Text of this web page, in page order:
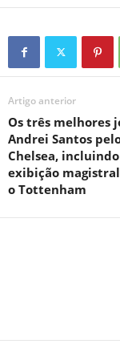
Artigo anterior
Os três melhores
Andrei Santos
Chelsea,
exibição
o Tottenham